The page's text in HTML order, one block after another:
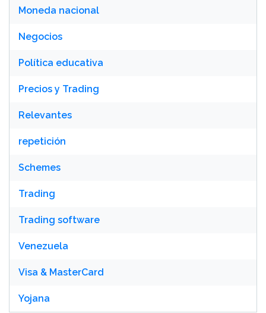
Moneda nacional
Negocios
Política educativa
Precios y Trading
Relevantes
repetición
Schemes
Trading
Trading software
Venezuela
Visa & MasterCard
Yojana